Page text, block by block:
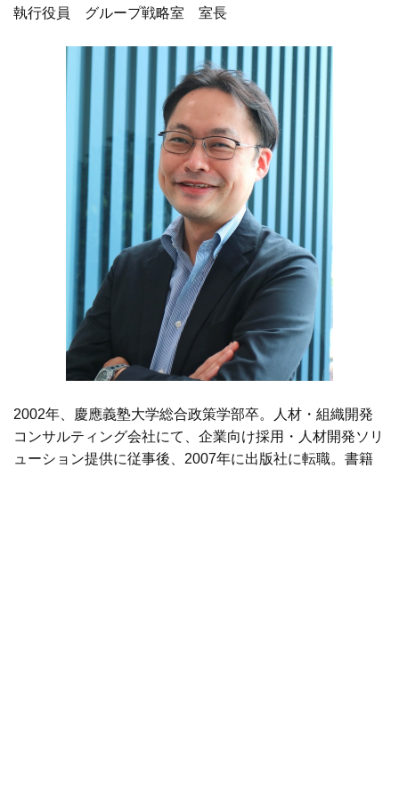
執行役員 グループ戦略室 室長
2002年、慶應義塾大学総合政策学部卒。人材・組織開発
コンサルティング会社にて、企業向け採用・人材開発ソリ
ューション提供に従事後、2007年に出版社に転職。書籍